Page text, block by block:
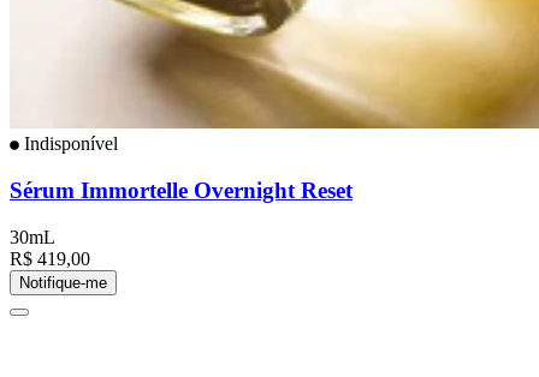
Indisponível
Sérum Immortelle Overnight Reset
30mL
R$ 419,00
Notifique-me